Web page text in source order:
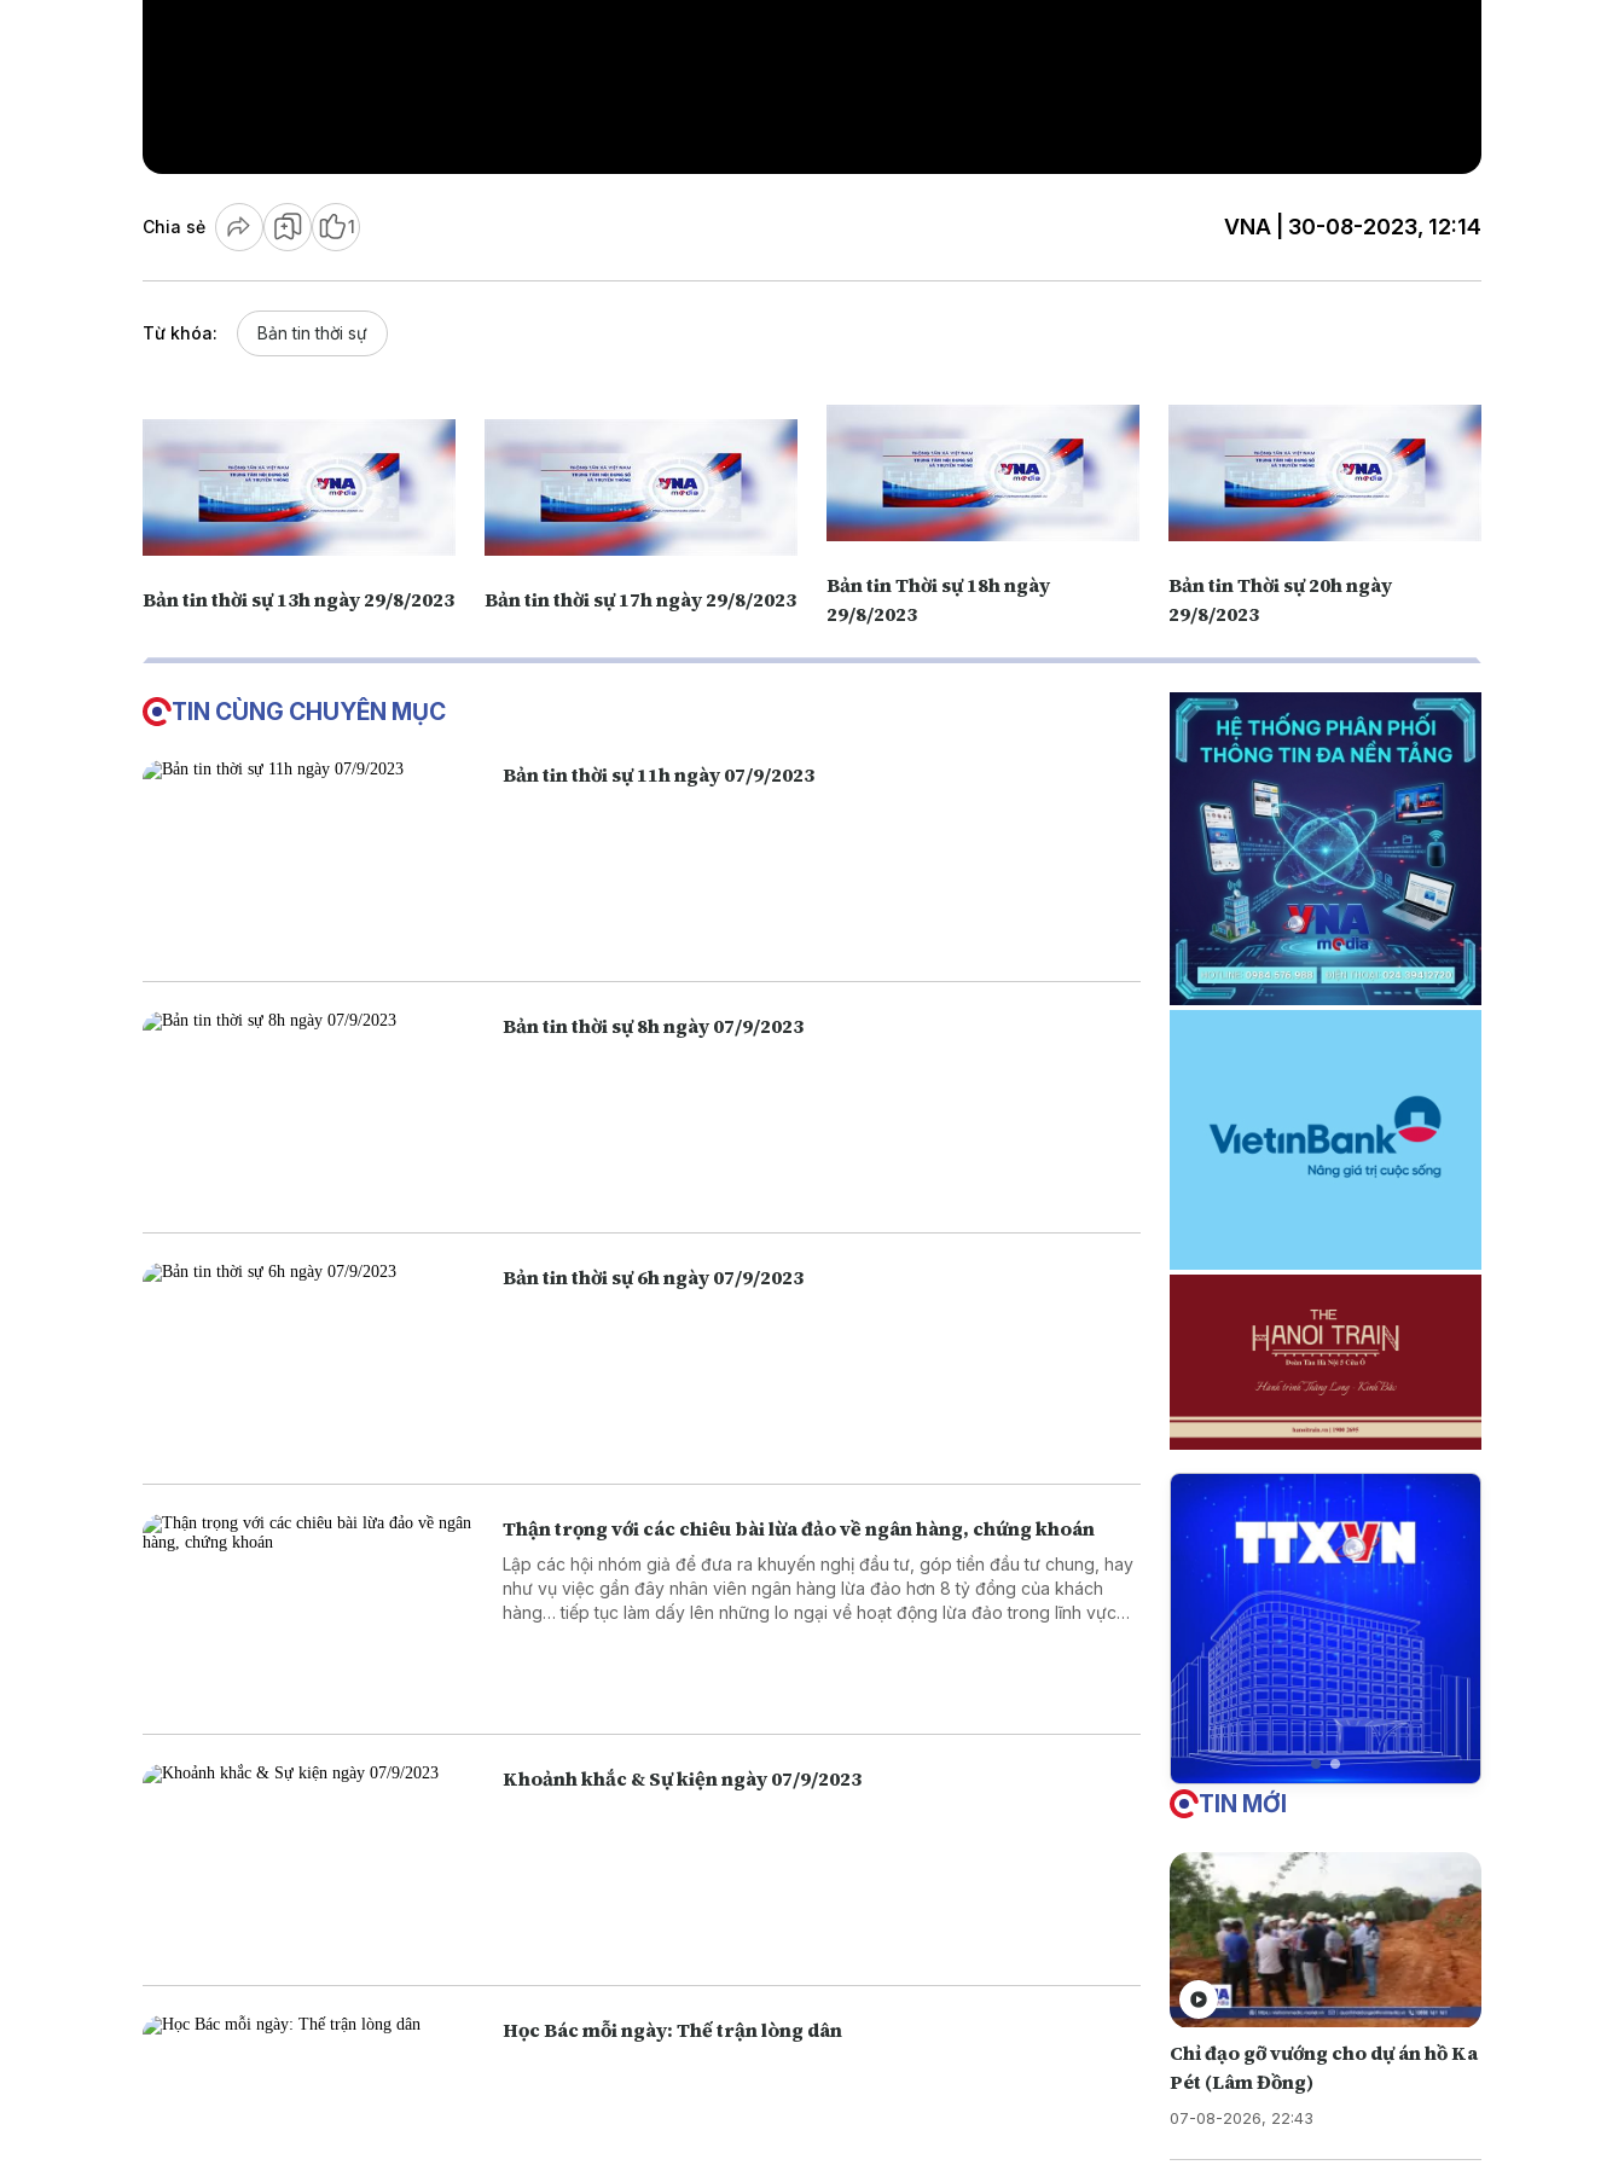
Chia sẻ 1 VNA | 30-08-2023, 12:14
Từ khóa: Bản tin thời sự
Bản tin thời sự 13h ngày 29/8/2023 Bản tin thời sự 17h ngày 29/8/2023
Bản tin Thời sự 18h ngày
29/8/2023
Bản tin Thời sự 20h ngày
29/8/2023
TIN CÙNG CHUYÊN MỤC
Bản tin thời sự 11h ngày 07/9/2023
Bản tin thời sự 8h ngày 07/9/2023
Bản tin thời sự 6h ngày 07/9/2023
Thận trọng với các chiêu bài lừa đảo về ngân hàng, chứng khoán
Lập các hội nhóm giả để đưa ra khuyến nghị đầu tư, góp tiền đầu tư chung, hay
như vụ việc gần đây nhân viên ngân hàng lừa đảo hơn 8 tỷ đồng của khách
hàng… tiếp tục làm dấy lên những lo ngại về hoạt động lừa đảo trong lĩnh vực
Khoảnh khắc & Sự kiện ngày 07/9/2023
Học Bác mỗi ngày: Thế trận lòng dân
TIN MỚI
Chỉ đạo gỡ vướng cho dự án hồ Ka
Pét (Lâm Đồng)
07-08-2026, 22:43